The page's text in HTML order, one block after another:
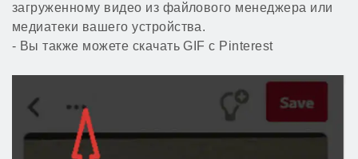
загруженному видео из файлового менеджера или
медиатеки вашего устройства.
- Вы также можете скачать GIF с Pinterest